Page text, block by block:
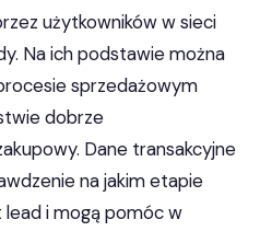
użytkowników w sieci
Na ich podstawie można
sprzedażowym
dobrze
Dane transakcyjne
na jakim etapie
i mogą pomóc w